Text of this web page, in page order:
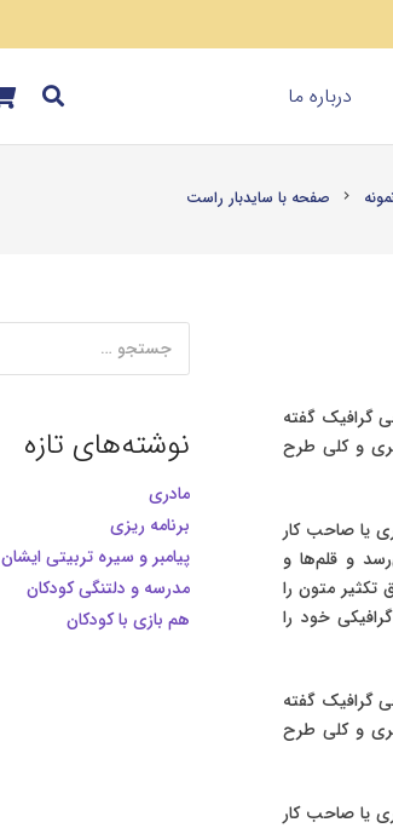
درباره ما
chevron_right صفحه با سایدبار راست
گرافیک گفته
و کلی طرح
یا صاحب کار
و قلم‌ها و
تکثیر متون را
خود را
گرافیک گفته
و کلی طرح
یا صاحب کار
برای:
نوشته‌های تازه
مادری
برنامه ریزی
پیامبر و سیره تربیتی ایشان
مدرسه و دلتنگی کودکان
هم بازی با کودکان